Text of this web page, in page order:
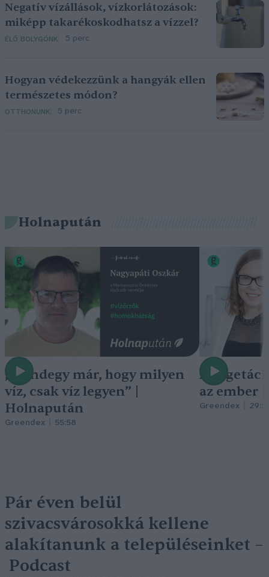
Negatív vízállások, vízkorlátozások:
miképp takarékoskodhatsz a vízzel?
ÉLŐ BOLYGÓNK 5 perc
Hogyan védekezzünk a hangyák ellen
természetes módon?
OTTHONUNK 5 perc
Holnapután
„Mindegy már, hogy milyen
víz, csak víz legyen” |
Holnapután
Greendex 55:58
A
az ember
Greendex
Pár éven belül
szivacsvárosokká kellene
alakítanunk a településeinket –
Podcast